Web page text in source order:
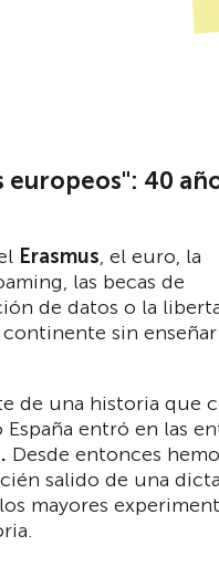
europeos": 40
Erasmus, el euro, la
las becas de
de datos o la
sin
de una historia que
entró en las
Desde entonces
salido de una
mayores